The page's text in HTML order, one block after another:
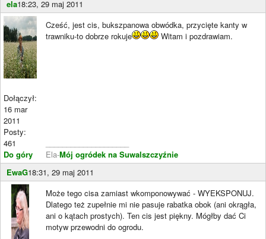
ela18:23, 29 maj 2011
Dołączył:
16 mar
2011
Posty:
461
Do góry
Cześć, jest cis, bukszpanowa obwódka, przycięte kanty w
trawniku-to dobrze rokuje
Witam i pozdrawiam.
Ela-Mój ogródek na Suwalszczyźnie
EwaG18:31, 29 maj 2011
Może tego cisa zamiast wkomponowywać - WYEKSPONUJ.
Dlatego też zupełnie mi nie pasuje rabatka obok (ani okrągła,
ani o kątach prostych). Ten cis jest piękny. Mógłby dać Ci
motyw przewodni do ogrodu.